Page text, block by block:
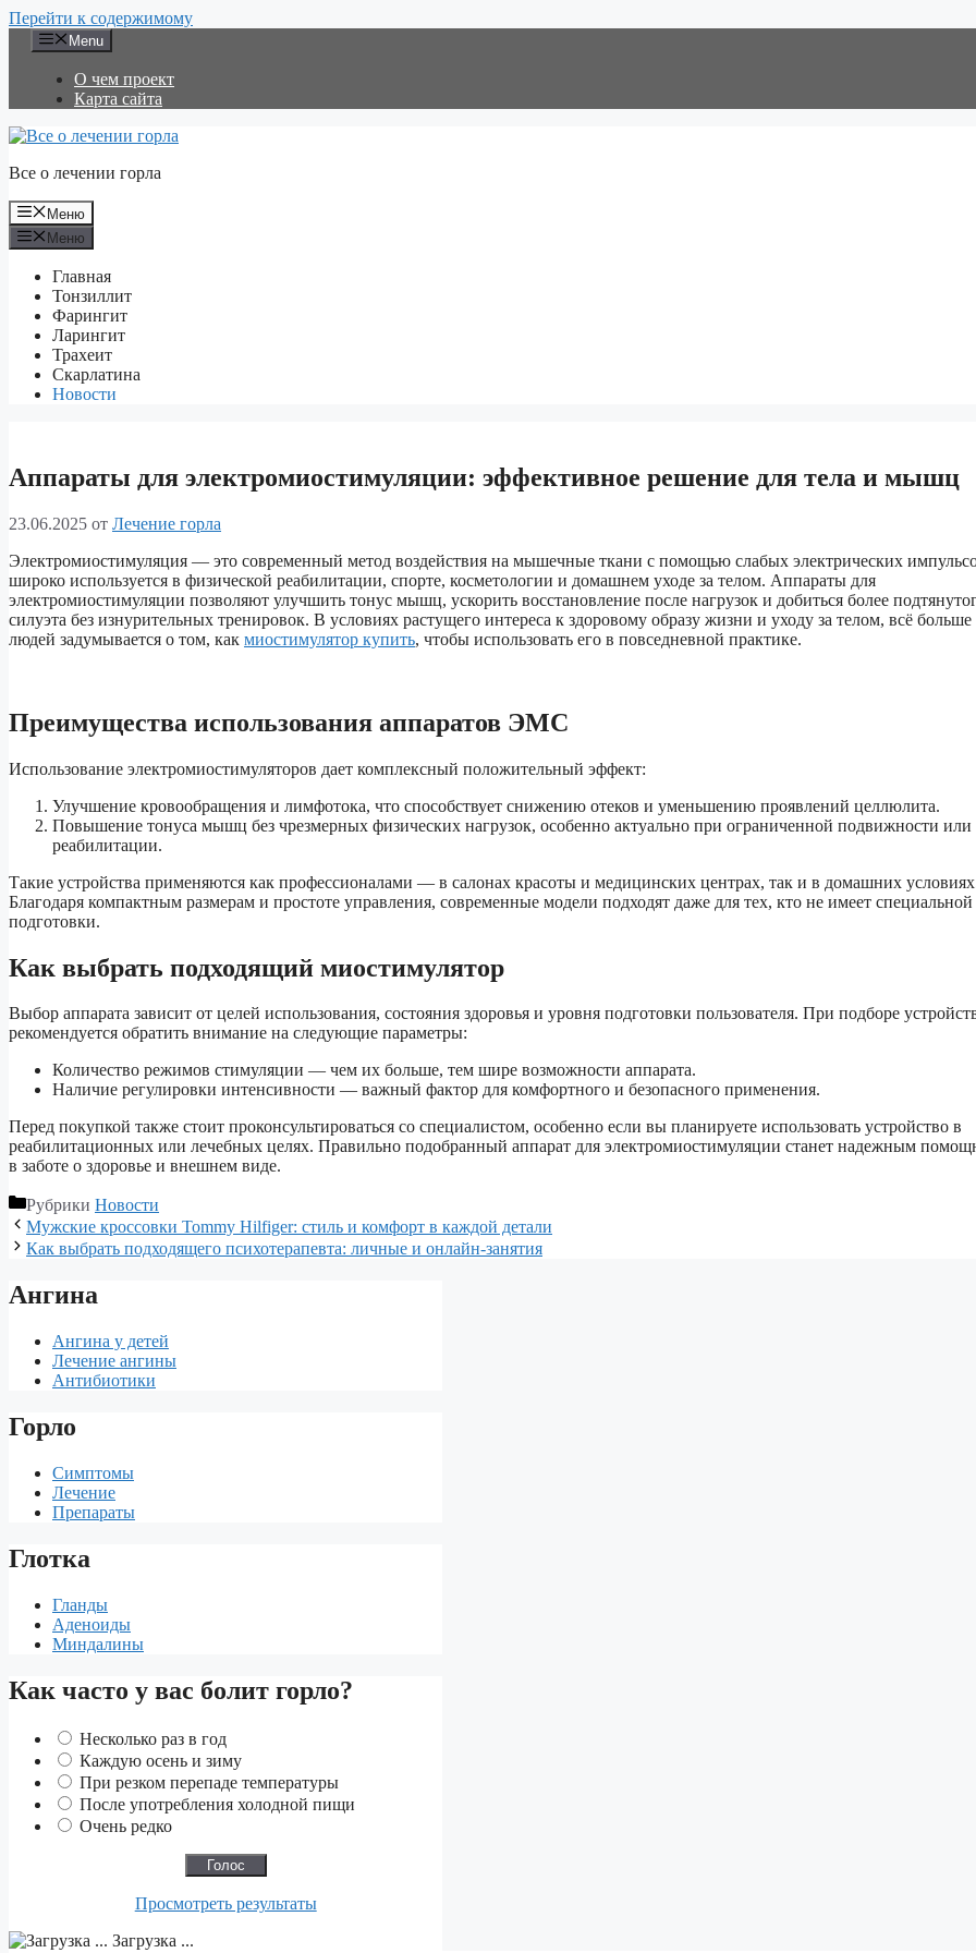
Перейти к содержимому
Menu
О чем проект
Карта сайта
Все о лечении горла
Меню
Меню
Главная
Тонзиллит
Фарингит
Ларингит
Трахеит
Скарлатина
Новости
Аппараты для электромиостимуляции: эффективное решение для тела и мышц
23.06.2025 от Лечение горла
Электромиостимуляция — это современный метод воздействия на мышечные ткани с помощью слабых электрических
широко используется в физической реабилитации, спорте, косметологии и домашнем уходе за телом. Аппараты для
электромиостимуляции позволяют улучшить тонус мышц, ускорить восстановление после нагрузок и добиться более
силуэта без изнурительных тренировок. В условиях растущего интереса к здоровому образу жизни и уходу за телом, всё больше
людей задумывается о том, как миостимулятор купить, чтобы использовать его в повседневной практике.
Преимущества использования аппаратов ЭМС
Использование электромиостимуляторов дает комплексный положительный эффект:
Улучшение кровообращения и лимфотока, что способствует снижению отеков и уменьшению проявлений целлюлита.
Повышение тонуса мышц без чрезмерных физических нагрузок, особенно актуально при ограниченной подвижности или
реабилитации.
Такие устройства применяются как профессионалами — в салонах красоты и медицинских центрах, так и в домашних
Благодаря компактным размерам и простоте управления, современные модели подходят даже для тех, кто не имеет специальной
подготовки.
Как выбрать подходящий миостимулятор
Выбор аппарата зависит от целей использования, состояния здоровья и уровня подготовки пользователя. При подборе
рекомендуется обратить внимание на следующие параметры:
Количество режимов стимуляции — чем их больше, тем шире возможности аппарата.
Наличие регулировки интенсивности — важный фактор для комфортного и безопасного применения.
Перед покупкой также стоит проконсультироваться со специалистом, особенно если вы планируете использовать устройство в
реабилитационных или лечебных целях. Правильно подобранный аппарат для электромиостимуляции станет надежным
в заботе о здоровье и внешнем виде.
Рубрики Новости
Мужские кроссовки Tommy Hilfiger: стиль и комфорт в каждой детали
Как выбрать подходящего психотерапевта: личные и онлайн-занятия
Ангина
Ангина у детей
Лечение ангины
Антибиотики
Горло
Симптомы
Лечение
Препараты
Глотка
Гланды
Аденоиды
Миндалины
Как часто у вас болит горло?
Несколько раз в год
Каждую осень и зиму
При резком перепаде температуры
После употребления холодной пищи
Очень редко
Просмотреть результаты
Загрузка ...